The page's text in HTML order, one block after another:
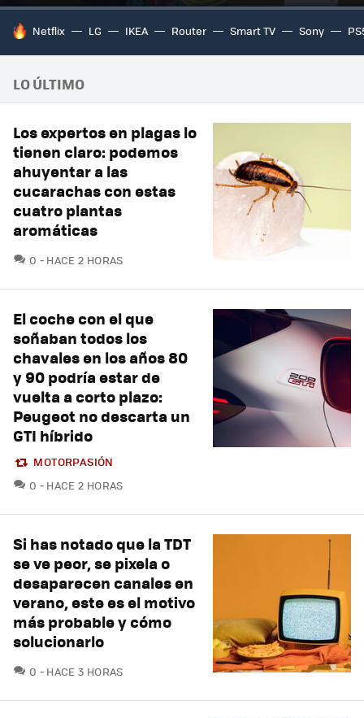
HOY SE HABLA DE
Netflix LG IKEA Router Smart TV Sony
LO ÚLTIMO
Los expertos en plagas lo
tienen claro: podemos
ahuyentar a las
cucarachas con estas
cuatro plantas
aromáticas
0 COMENTARIOS
HACE 2 HORAS
El coche con el que
soñaban todos los
chavales en los años 80
y 90 podría estar de
vuelta a corto plazo:
Peugeot no descarta un
GTI híbrido
MOTORPASIÓN
0 COMENTARIOS
HACE 2 HORAS
Si has notado que la TDT
se ve peor, se pixela o
desaparecen canales en
verano, este es el motivo
más probable y cómo
solucionarlo
0 COMENTARIOS
HACE 3 HORAS